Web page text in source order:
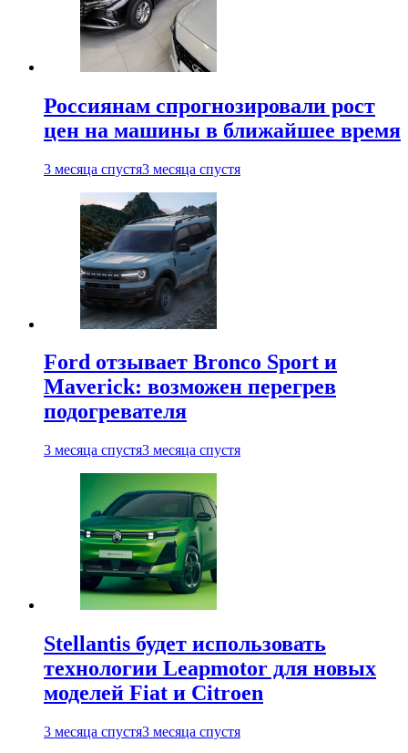
Россиянам спрогнозировали рост
цен на машины в ближайшее время
3 месяца спустя3 месяца спустя
Ford отзывает Bronco Sport и
Maverick: возможен перегрев
подогревателя
3 месяца спустя3 месяца спустя
Stellantis будет использовать
технологии Leapmotor для новых
моделей Fiat и Citroen
3 месяца спустя3 месяца спустя